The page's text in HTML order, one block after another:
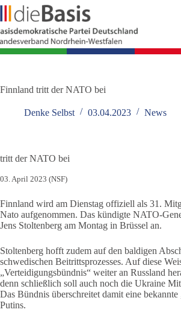
Zum
Inhalt
springen
Finnland tritt der NATO bei
Denke Selbst 03.04.2023 News
tritt der NATO bei
03. April 2023 (NSF)
Finnland wird am Dienstag offiziell als 31.
Nato aufgenommen. Das kündigte NATO-
Jens Stoltenberg am Montag in Brüssel an.
Stoltenberg hofft zudem auf den baldigen
schwedischen Beitrittsprozesses. Auf diese
„Verteidigungsbündnis“ weiter an Russland
denn schließlich soll auch noch die Ukraine
Das Bündnis überschreitet damit eine
Putins.